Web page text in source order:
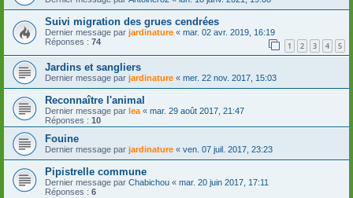
Suivi migration des grues cendrées
Dernier message par jardinature « mar. 02 avr. 2019, 16:19
Réponses : 74 1 2 3 4 5
Jardins et sangliers
Dernier message par jardinature « mer. 22 nov. 2017, 15:03
Reconnaître l'animal
Dernier message par lea « mar. 29 août 2017, 21:47
Réponses : 10
Fouine
Dernier message par jardinature « ven. 07 juil. 2017, 23:23
Pipistrelle commune
Dernier message par Chabichou « mar. 20 juin 2017, 17:11
Réponses : 6